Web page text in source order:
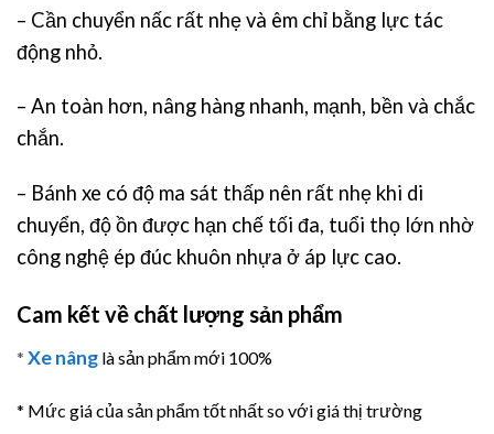
– Cần chuyển nấc rất nhẹ và êm chỉ bằng lực tác
động nhỏ.
– An toàn hơn, nâng hàng nhanh, mạnh, bền và chắc
chắn.
– Bánh xe có độ ma sát thấp nên rất nhẹ khi di
chuyển, độ ồn được hạn chế tối đa, tuổi thọ lớn nhờ
công nghệ ép đúc khuôn nhựa ở áp lực cao.
Cam kết về chất lượng sản phẩm
* Xe nâng là sản phẩm mới 100%
* Mức giá của sản phẩm tốt nhất so với giá thị trường